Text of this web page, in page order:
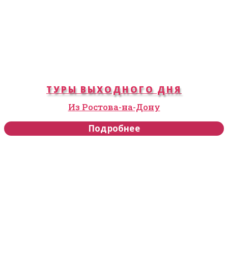
ТУРЫ ВЫХОДНОГО ДНЯ
Из Ростова-на-Дону
Подробнее